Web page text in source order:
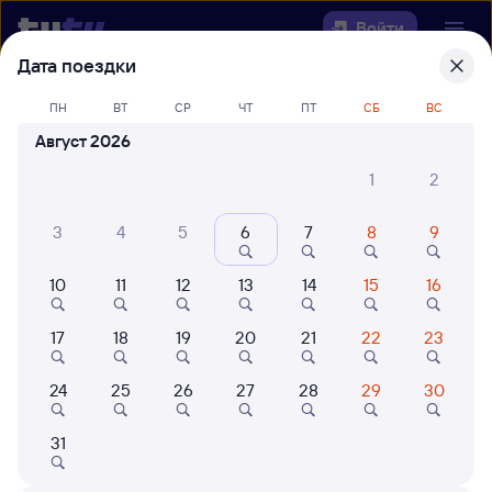
Войти
Выберите день, чтобы найтиж/д
билеты Ингашская — Брантовка
42 млн путешествуют с
Дата поездки
ПН ВТ СР ЧТ ПТ СБ ВС
Август 2026
1
2
3 4 5 6 7 8 9
10 11 12 13 14 15 16
17 18 19 20 21 22 23
24 25 26 27 28 29 30
31